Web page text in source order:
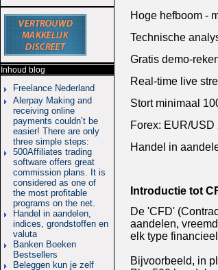
Inhoud blog
Freelance Nederland
Alerpay Making and
receiving online
payments couldn’t be
easier! There are only
three simple steps:
500Affiliates trading
software offers great
commission plans. It is
considered as one of
the most profitable
programs on the net.
Handel in aandelen,
indices, grondstoffen en
valuta
Banken Boeken
Bestsellers
Beleggen kun je zelf
Hoge hefboom -
Technische
Gratis demo-
Real-time live
Stort minimaal
Forex: EUR/USD
Handel in
Introductie tot
De 'CFD'
aandelen,
elk type
Bijvoorbeeld, in